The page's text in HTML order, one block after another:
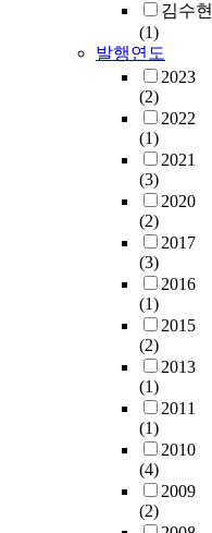
김수현
(1)
발행연도
2023
(2)
2022
(1)
2021
(3)
2020
(2)
2017
(3)
2016
(1)
2015
(2)
2013
(1)
2011
(1)
2010
(4)
2009
(2)